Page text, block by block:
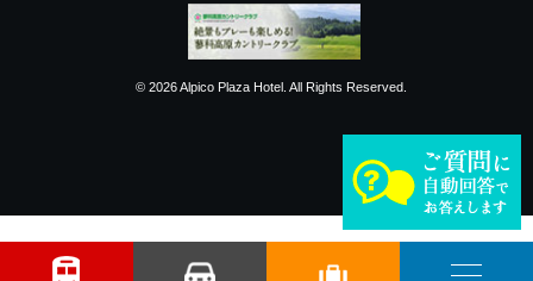
© 2026 Alpico Plaza Hotel. All Rights Reserved.